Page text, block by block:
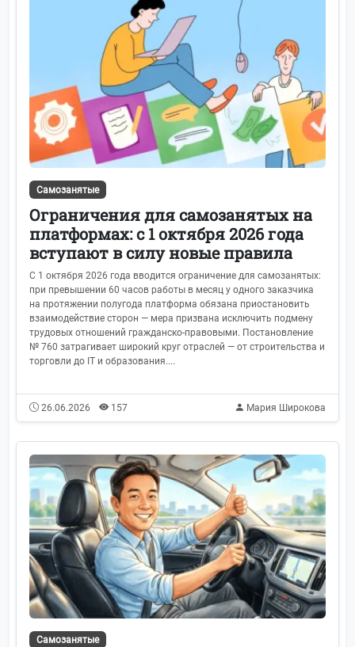
Самозанятые
Ограничения для самозанятых на
платформах: с 1 октября 2026 года
вступают в силу новые правила
С 1 октября 2026 года вводится ограничение для самозанятых:
при превышении 60 часов работы в месяц у одного заказчика
на протяжении полугода платформа обязана приостановить
взаимодействие сторон — мера призвана исключить подмену
трудовых отношений гражданско‑правовыми. Постановление
№ 760 затрагивает широкий круг отраслей — от строительства и
торговли до IT и образования....
26.06.2026 157 Мария Широкова
Самозанятые